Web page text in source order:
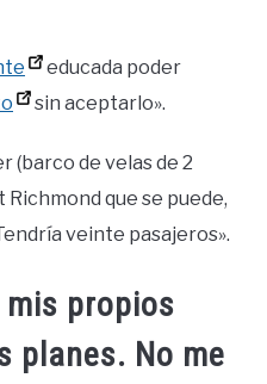
educada poder
sin aceptarlo».
(barco de velas de 2
que se puede,
veinte pasajeros».
propios
planes. No me